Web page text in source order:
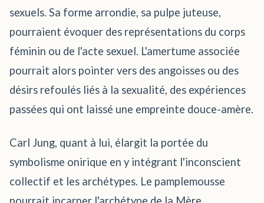
sexuels. Sa forme arrondie, sa pulpe juteuse,
pourraient évoquer des représentations du corps
féminin ou de l'acte sexuel. L'amertume associée
pourrait alors pointer vers des angoisses ou des
désirs refoulés liés à la sexualité, des expériences
passées qui ont laissé une empreinte douce-amère.
Carl Jung, quant à lui, élargit la portée du
symbolisme onirique en y intégrant l'inconscient
collectif et les archétypes. Le pamplemousse